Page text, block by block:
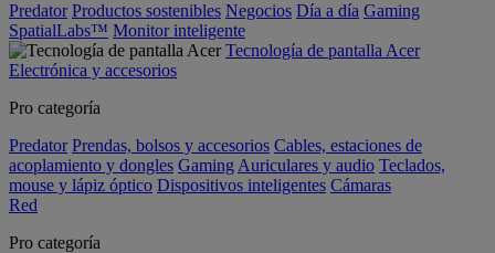
Predator Productos sostenibles Negocios Día a día Gaming
SpatialLabs™ Monitor inteligente
Tecnología de pantalla Acer
Electrónica y accesorios
Pro categoría
Predator Prendas, bolsos y accesorios Cables, estaciones de
acoplamiento y dongles Gaming Auriculares y audio Teclados,
mouse y lápiz óptico Dispositivos inteligentes Cámaras
Red
Pro categoría